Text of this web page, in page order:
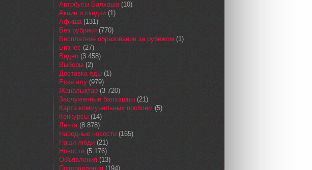
Автобусы Балхаша(10)
Акции и скидки (1)
Афиша(131)
Без рубрики (770)
Бесплатное образование за рубежом (1)
Бизнес (27)
Видео (3 458)
Выборы (2)
Доставка еды (1)
Еске алу (979)
Жаңалықтар (3 720)
Заслуженные балхашцы (21)
Карта коммунальных проблем (5)
Конкурсы (14)
Лента(8 878)
Народные новости (165)
Наши люди (21)
Новости (5 176)
Объявления (13)
Поздравления (194)